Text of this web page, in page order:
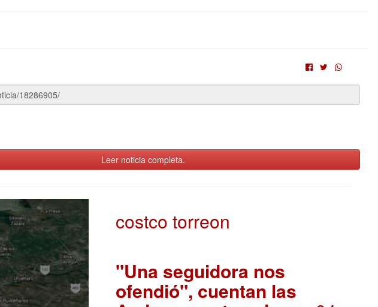
Leer noticia completa.
costco torreon
"Una seguidora nos
ofendió", cuentan las